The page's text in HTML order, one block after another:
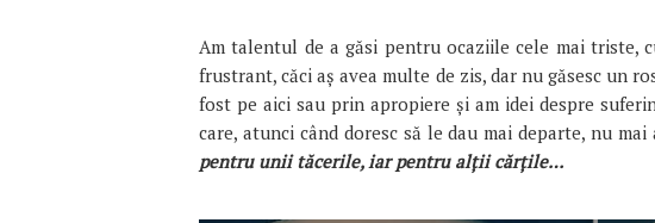
Am talentul de a găsi pentru ocaziile cele mai triste,
frustrant, căci aș avea multe de zis, dar nu găsesc un
fost pe aici sau prin apropiere și am idei despre
care, atunci când doresc să le dau mai departe, nu mai
pentru unii tăcerile, iar pentru alții cărțile…